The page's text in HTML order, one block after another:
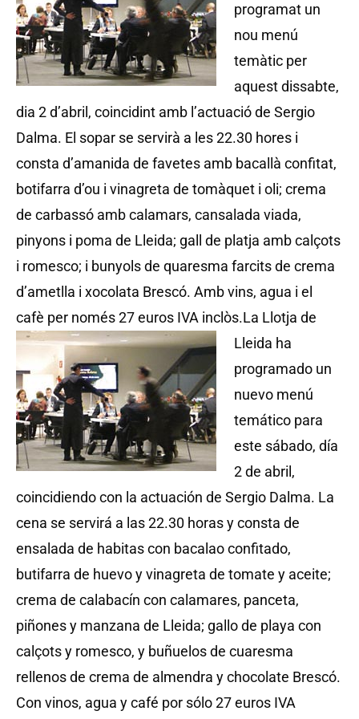
programat un
nou menú
temàtic per
aquest dissabte,
dia 2 d’abril, coincidint amb l’actuació de Sergio
Dalma. El sopar se servirà a les 22.30 hores i
consta d’amanida de favetes amb bacallà confitat,
botifarra d’ou i vinagreta de tomàquet i oli; crema
de carbassó amb calamars, cansalada viada,
pinyons i poma de Lleida; gall de platja amb calçots
i romesco; i bunyols de quaresma farcits de crema
d’ametlla i xocolata Brescó. Amb vins, agua i el
cafè per només 27 euros IVA inclòs.La Llotja de
Lleida ha
programado un
nuevo menú
temático para
este sábado, día
2 de abril,
coincidiendo con la actuación de Sergio Dalma. La
cena se servirá a las 22.30 horas y consta de
ensalada de habitas con bacalao confitado,
butifarra de huevo y vinagreta de tomate y aceite;
crema de calabacín con calamares, panceta,
piñones y manzana de Lleida; gallo de playa con
calçots y romesco, y buñuelos de cuaresma
rellenos de crema de almendra y chocolate Brescó.
Con vinos, agua y café por sólo 27 euros IVA